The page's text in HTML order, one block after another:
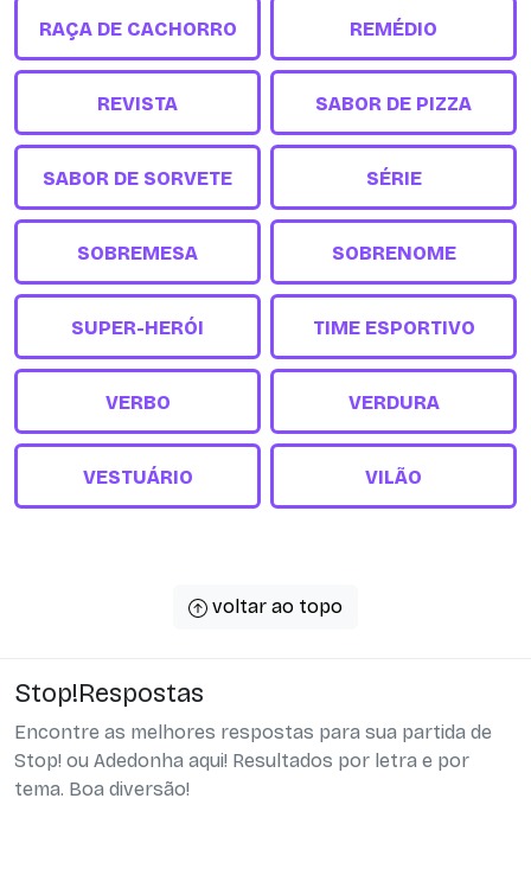
RAÇA DE CACHORRO REMÉDIO
REVISTA SABOR DE PIZZA
SABOR DE SORVETE SÉRIE
SOBREMESA SOBRENOME
SUPER-HERÓI TIME ESPORTIVO
VERBO VERDURA
VESTUÁRIO VILÃO
voltar ao topo
Stop!Respostas
Encontre as melhores respostas para sua partida de
Stop! ou Adedonha aqui! Resultados por letra e por
tema. Boa diversão!